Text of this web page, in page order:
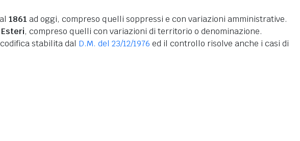
1861 ad oggi, compreso quelli soppressi e con variazioni amministrative.
, compreso quelli con variazioni di territorio o denominazione.
stabilita dal D.M. del 23/12/1976 ed il controllo risolve anche i casi di